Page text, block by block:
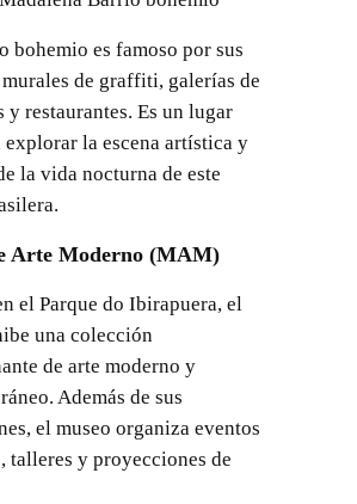
bohemio es famoso por sus
de graffiti, galerías de
y restaurantes. Es un lugar
explorar la escena artística y
la vida nocturna de este
Arte Moderno (MAM)
el Parque do Ibirapuera, el
una colección
de arte moderno y
Además de sus
el museo organiza eventos
talleres y proyecciones de